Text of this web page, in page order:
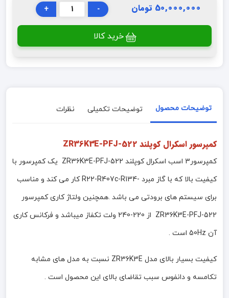
50,000,000 تومان -
+
خرید کالا
توضیحات محصول توضیحات تکمیلی نظرات
کمپرسور اسکرال کوپلند ZR36K3E-PFJ-522
کمپرسور3 اسب اسکرال کوپلند ZR36K3E-PFJ-522 یک کمپرسور با
کیفیت بالا که با گاز مبرد -R22-R407c-R134 کار می کند و مناسب
برای سیستم های برودتی می باشد .همچنین ولتاژ کاری کمپرسور
ZR36K3E-PFJ-522 از 220-240 ولت تکفاز میباشد و فرکانس کاری
آن 50Hz است .
کیفیت بسیار بالای مدل ZR36K3E نسبت به مدل های مشابه
تکامسه و دانفوس سبب تقاضای بالای این محصول است .